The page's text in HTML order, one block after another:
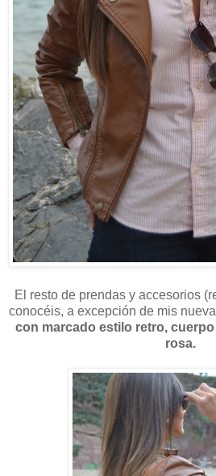
El resto de prendas y accesorios
conocéis, a excepción de mis
con marcado estilo retro,
rosa.